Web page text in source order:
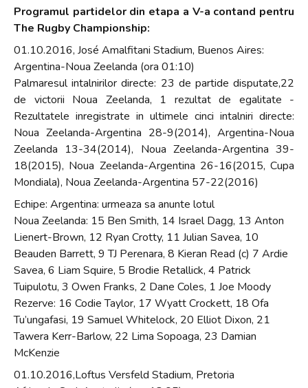
Programul partidelor din etapa a V-a contand pentru
The Rugby Championship:
01.10.2016, José Amalfitani Stadium, Buenos Aires:
Argentina-Noua Zeelanda (ora 01:10)
Palmaresul intalnirilor directe: 23 de partide disputate,22
de victorii Noua Zeelanda, 1 rezultat de egalitate -
Rezultatele inregistrate in ultimele cinci intalniri directe:
Noua Zeelanda-Argentina 28-9(2014), Argentina-Noua
Zeelanda 13-34(2014), Noua Zeelanda-Argentina 39-
18(2015), Noua Zeelanda-Argentina 26-16(2015, Cupa
Mondiala), Noua Zeelanda-Argentina 57-22(2016)
Echipe: Argentina: urmeaza sa anunte lotul
Noua Zeelanda: 15 Ben Smith, 14 Israel Dagg, 13 Anton
Lienert-Brown, 12 Ryan Crotty, 11 Julian Savea, 10
Beauden Barrett, 9 TJ Perenara, 8 Kieran Read (c) 7 Ardie
Savea, 6 Liam Squire, 5 Brodie Retallick, 4 Patrick
Tuipulotu, 3 Owen Franks, 2 Dane Coles, 1 Joe Moody
Rezerve: 16 Codie Taylor, 17 Wyatt Crockett, 18 Ofa
Tu’ungafasi, 19 Samuel Whitelock, 20 Elliot Dixon, 21
Tawera Kerr-Barlow, 22 Lima Sopoaga, 23 Damian
McKenzie
01.10.2016,Loftus Versfeld Stadium, Pretoria